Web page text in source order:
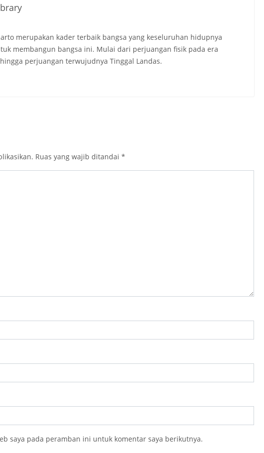
merupakan kader terbaik bangsa yang keseluruhan hidupnya
membangun bangsa ini. Mulai dari perjuangan fisik pada era
perjuangan terwujudnya Tinggal Landas.
Ruas yang wajib ditandai *
saya pada peramban ini untuk komentar saya berikutnya.